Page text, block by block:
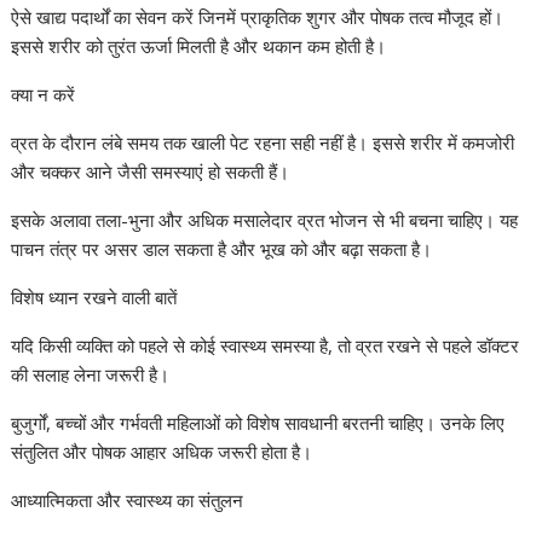
ऐसे खाद्य पदार्थों का सेवन करें जिनमें प्राकृतिक शुगर और पोषक तत्व मौजूद हों।
इससे शरीर को तुरंत ऊर्जा मिलती है और थकान कम होती है।
क्या न करें
व्रत के दौरान लंबे समय तक खाली पेट रहना सही नहीं है। इससे शरीर में कमजोरी
और चक्कर आने जैसी समस्याएं हो सकती हैं।
इसके अलावा तला-भुना और अधिक मसालेदार व्रत भोजन से भी बचना चाहिए। यह
पाचन तंत्र पर असर डाल सकता है और भूख को और बढ़ा सकता है।
विशेष ध्यान रखने वाली बातें
यदि किसी व्यक्ति को पहले से कोई स्वास्थ्य समस्या है, तो व्रत रखने से पहले डॉक्टर
की सलाह लेना जरूरी है।
बुजुर्गों, बच्चों और गर्भवती महिलाओं को विशेष सावधानी बरतनी चाहिए। उनके लिए
संतुलित और पोषक आहार अधिक जरूरी होता है।
आध्यात्मिकता और स्वास्थ्य का संतुलन